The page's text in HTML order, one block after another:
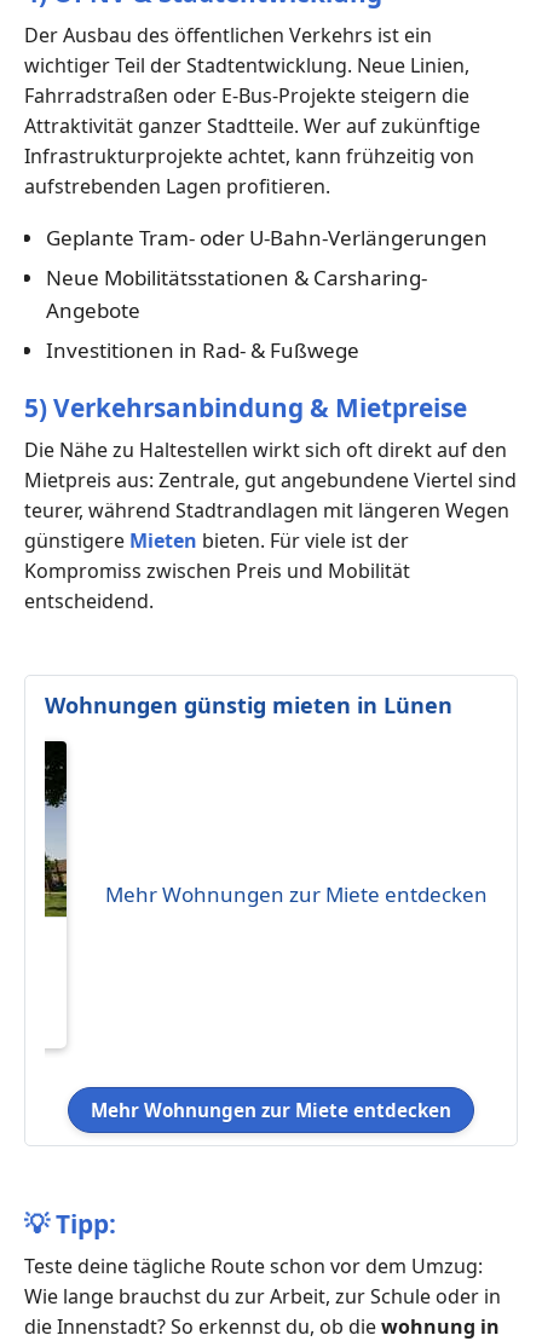
Der Ausbau des öffentlichen Verkehrs ist ein
wichtiger Teil der Stadtentwicklung. Neue Linien,
Fahrradstraßen oder E-Bus-Projekte steigern die
Attraktivität ganzer Stadtteile. Wer auf zukünftige
Infrastrukturprojekte achtet, kann frühzeitig von
aufstrebenden Lagen profitieren.
Geplante Tram- oder U-Bahn-Verlängerungen
Neue Mobilitätsstationen & Carsharing-
Angebote
Investitionen in Rad- & Fußwege
5) Verkehrsanbindung & Mietpreise
Die Nähe zu Haltestellen wirkt sich oft direkt auf den
Mietpreis aus: Zentrale, gut angebundene Viertel sind
teurer, während Stadtrandlagen mit längeren Wegen
günstigere Mieten bieten. Für viele ist der
Kompromiss zwischen Preis und Mobilität
entscheidend.
Wohnungen günstig mieten in Lünen
Mehr Wohnungen zur Miete entdecken
Mehr Wohnungen zur Miete entdecken
💡Tipp:
Teste deine tägliche Route schon vor dem Umzug:
Wie lange brauchst du zur Arbeit, zur Schule oder in
die Innenstadt? So erkennst du, ob diewohnung in